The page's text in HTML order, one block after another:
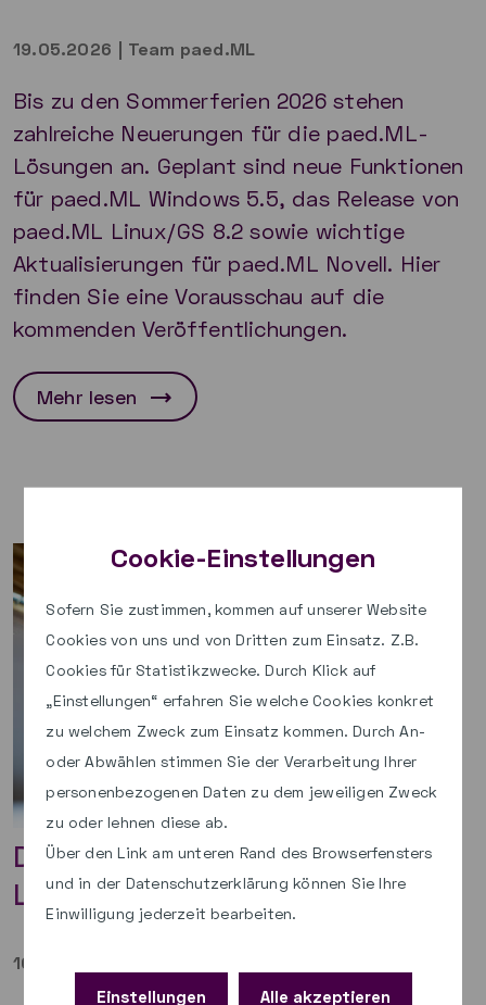
Cookie-Einstellungen
Sofern Sie zustimmen, kommen auf unserer Website
Cookies von uns und von Dritten zum Einsatz. Z.B.
Cookies für Statistikzwecke. Durch Klick auf
„Einstellungen“ erfahren Sie welche Cookies konkret
zu welchem Zweck zum Einsatz kommen. Durch An-
oder Abwählen stimmen Sie der Verarbeitung Ihrer
personenbezogenen Daten zu dem jeweiligen Zweck
zu oder lehnen diese ab.
Über den Link am unteren Rand des Browserfensters
und in der Datenschutzerklärung können Sie Ihre
Einwilligung jederzeit bearbeiten.
Einstellungen Alle akzeptieren
19.05.2026 Team paed.ML
Bis zu den Sommerferien 2026 stehen
zahlreiche Neuerungen für die paed.ML-
Lösungen an. Geplant sind neue Funktionen
für paed.ML Windows 5.5, das Release von
paed.ML Linux/GS 8.2 sowie wichtige
Aktualisierungen für paed.ML Novell. Hier
finden Sie eine Vorausschau auf die
kommenden Veröffentlichungen.
Mehr lesen
Die paed.ML® auf der
LEARNTEC in Karlsruhe
10.04.2026